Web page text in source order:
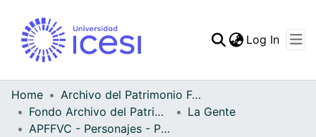
Statistics
Log In
Home
Archivo del Patrimonio Fotográfico y Fílmico del Valle del Cauca
Fondo Archivo del Patrimonio Fotográfico y Fílmico del Valle del Cauca
La Gente
APFFVC - Personajes - Patrimonial